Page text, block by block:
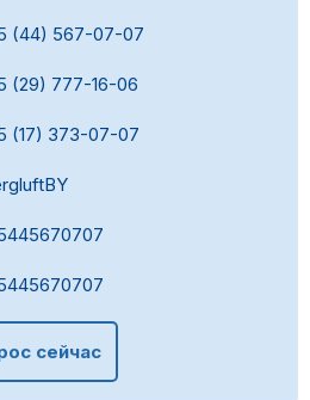
(44) 567-07-07
(29) 777-16-06
373-07-07
сейчас